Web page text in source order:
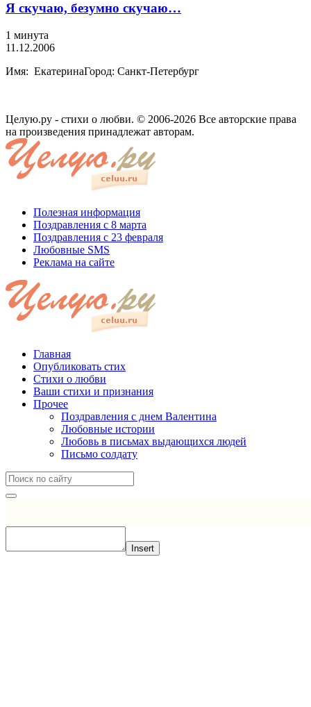
Я скучаю, безумно скучаю…
1 минута
11.12.2006
Имя: ЕкатеринаГород: Санкт-Петербург
Целую.ру - стихи о любви. © 2006-2026 Все авторские права
на произведения принадлежат авторам.
Полезная информация
Поздравления с 8 марта
Поздравления с 23 февраля
Любовные SMS
Реклама на сайте
Главная
Опубликовать стих
Стихи о любви
Ваши стихи и признания
Прочее
Поздравления с днем Валентина
Любовные истории
Любовь в письмах выдающихся людей
Письмо солдату
Insert